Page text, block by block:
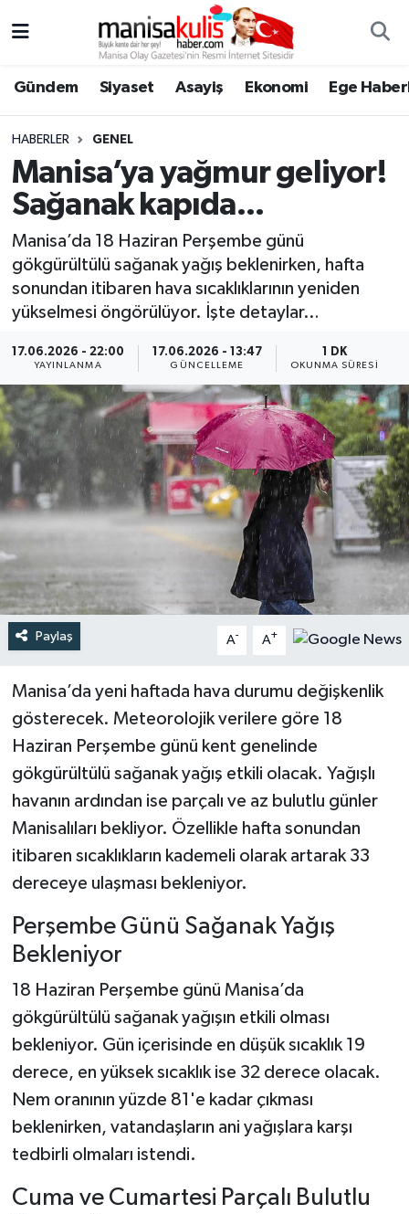
Gündem Siyaset Asayiş Ekonomi Ege
HABERLER GENEL
Manisa’ya yağmur geliyor!
Sağanak kapıda...
Manisa’da 18 Haziran Perşembe günü
gökgürültülü sağanak yağış beklenirken, hafta
sonundan itibaren hava sıcaklıklarının yeniden
yükselmesi öngörülüyor. İşte detaylar…
17.06.2026 - 22:00
YAYINLANMA
17.06.2026 - 13:47
GÜNCELLEME
1 DK
OKUNMA SÜRESI
Paylaş A- A+
Manisa’da yeni haftada hava durumu değişkenlik
gösterecek. Meteorolojik verilere göre 18
Haziran Perşembe günü kent genelinde
gökgürültülü sağanak yağış etkili olacak. Yağışlı
havanın ardından ise parçalı ve az bulutlu günler
Manisalıları bekliyor. Özellikle hafta sonundan
itibaren sıcaklıkların kademeli olarak artarak 33
dereceye ulaşması bekleniyor.
Perşembe Günü Sağanak Yağış
Bekleniyor
18 Haziran Perşembe günü Manisa’da
gökgürültülü sağanak yağışın etkili olması
bekleniyor. Gün içerisinde en düşük sıcaklık 19
derece, en yüksek sıcaklık ise 32 derece olacak.
Nem oranının yüzde 81'e kadar çıkması
beklenirken, vatandaşların ani yağışlara karşı
tedbirli olmaları istendi.
Cuma ve Cumartesi Parçalı Bulutlu
Ege Haberleri
Ekonomi
Genel
Gündem
Resmi İlan
Siyaset
Spor
Türkiye
Yaşam
Yunusemre Hava Durumu
Yunusemre Trafik Yoğunluk Haritası
Süper Lig Puan Durumu ve Fikstür
Tüm Manşetler
Son Dakika Haberleri
Haber Arşivi